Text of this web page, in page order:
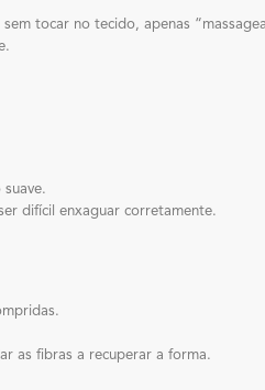
tocar no tecido, apenas
difícil enxaguar corretamente.
as fibras a recuperar a forma.